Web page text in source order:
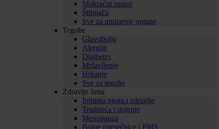
Mokraćni sustav
Štitnjača
Sve za unutarnje organe
Tegobe
Glavobolja
Alergije
Dijabetes
Mršavljenje
Hrkanje
Sve za tegobe
Zdravlje žena
Intimna njega i zdravlje
Trudnoća i dojenje
Menopauza
Bolne mjesečnice i PMS